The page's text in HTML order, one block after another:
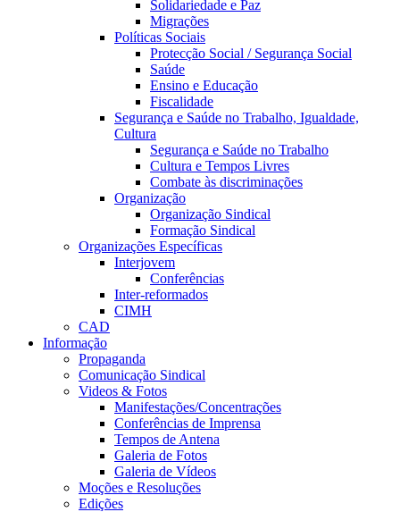
Solidariedade e Paz
Migrações
Políticas Sociais
Protecção Social / Segurança Social
Saúde
Ensino e Educação
Fiscalidade
Segurança e Saúde no Trabalho, Igualdade,
Cultura
Segurança e Saúde no Trabalho
Cultura e Tempos Livres
Combate às discriminações
Organização
Organização Sindical
Formação Sindical
Organizações Específicas
Interjovem
Conferências
Inter-reformados
CIMH
CAD
Informação
Propaganda
Comunicação Sindical
Videos & Fotos
Manifestações/Concentrações
Conferências de Imprensa
Tempos de Antena
Galeria de Fotos
Galeria de Vídeos
Moções e Resoluções
Edições